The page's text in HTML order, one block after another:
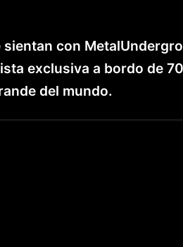
con
exclusiva a bordo de
del mundo.